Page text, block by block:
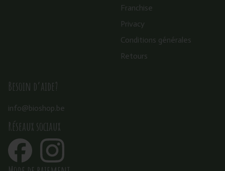
Franchise
Privacy
Conditions générales
Retours
Besoin d’aide?
info@bioshop.be
Réseaux sociaux